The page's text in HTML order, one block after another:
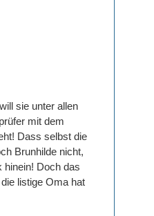
sie unter allen
mit dem
Dass selbst die
Brunhilde nicht,
hinein! Doch das
listige Oma hat